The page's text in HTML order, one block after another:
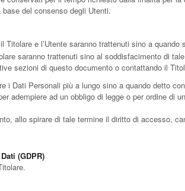
del consenso degli Utenti.
e l’Utente saranno trattenuti sino a
saranno trattenuti sino al soddisfacimento di
sezioni di questo documento o contattando il
i Dati Personali più a lungo sino a quando detto
adempiere ad un obbligo di legge o per ordine di
allo spirare di tale termine il diritto di accesso,
(GDPR)